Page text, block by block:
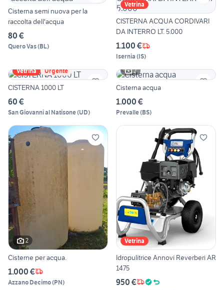
Cisterna semi nuova per la
raccolta dell'acqua
80 €
Quero Vas(BL)
Vetrina
CISTERNA ACQUA CORDIVARI
DA INTERRO LT. 5.000
1.100 €
Isernia (IS)
Vetrina
Urgente
CISTERNA 1000 LT
60 €
San Giovanni al Natisone(UD)
2
Cisterna acqua
1.000 €
Prevalle(BS)
2
Cisterne per acqua.
1.000 €
Azzano Decimo(PN)
Vetrina
Idropulitrice Annovi Reverberi AR
1475
950 €